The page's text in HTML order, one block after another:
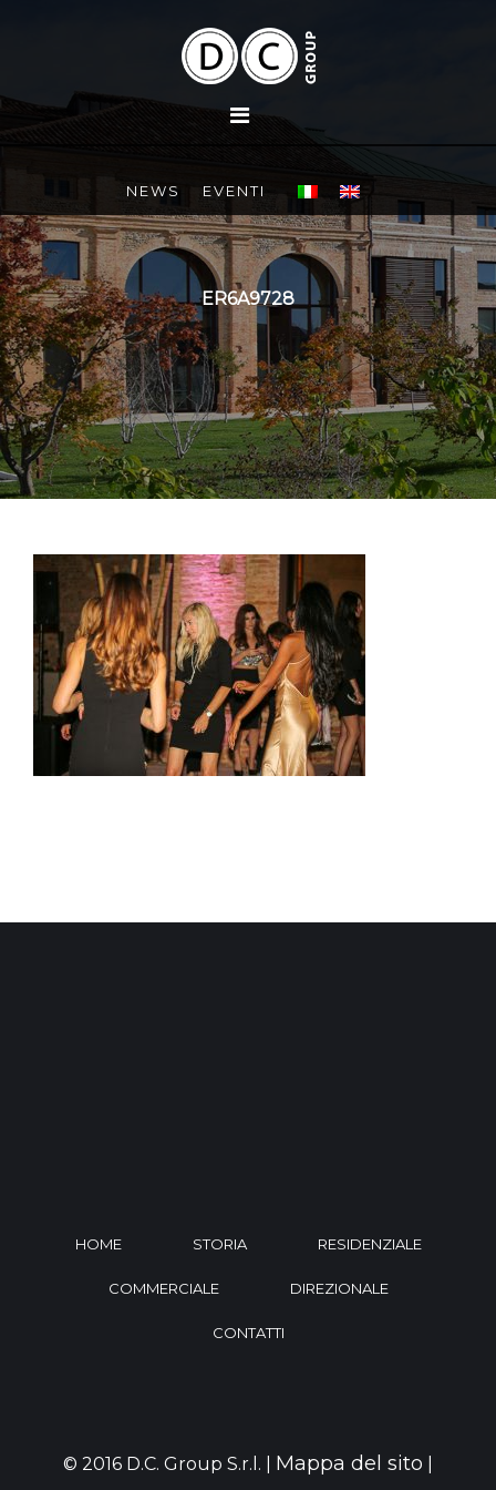
NEWS EVENTI
ER6A9728
HOME STORIA RESIDENZIALE
COMMERCIALE DIREZIONALE
CONTATTI
© 2016 D.C. Group S.r.l. | Mappa del sito